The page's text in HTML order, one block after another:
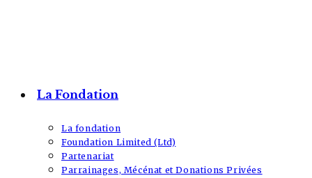
La Fondation
La fondation
Foundation Limited (Ltd)
Partenariat
Parrainages, Mécénat et Donations Privées